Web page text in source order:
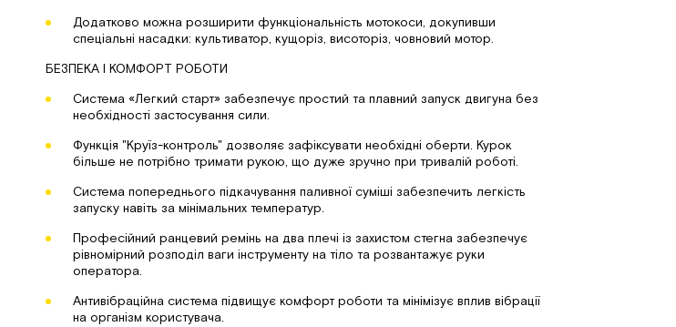
Додатково можна розширити функціональність мотокоси, докупивши
спеціальні насадки: культиватор, кущоріз, висоторіз, човновий мотор.
БЕЗПЕКА І КОМФОРТ РОБОТИ
Система «Легкий старт» забезпечує простий та плавний запуск двигуна без
необхідності застосування сили.
Функція "Круїз-контроль" дозволяє зафіксувати необхідні оберти. Курок
більше не потрібно тримати рукою, що дуже зручно при тривалій роботі.
Система попереднього підкачування паливної суміші забезпечить легкість
запуску навіть за мінімальних температур.
Професійний ранцевий ремінь на два плечі із захистом стегна забезпечує
рівномірний розподіл ваги інструменту на тіло та розвантажує руки
оператора.
Антивібраційна система підвищує комфорт роботи та мінімізує вплив вібрації
на організм користувача.